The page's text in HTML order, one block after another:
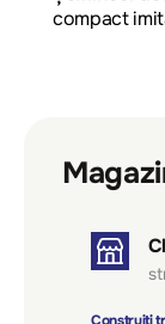
compact